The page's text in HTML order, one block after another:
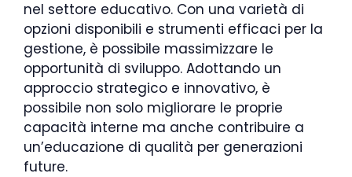
nel settore educativo. Con una varietà di
opzioni disponibili e strumenti efficaci per la
gestione, è possibile massimizzare le
opportunità di sviluppo. Adottando un
approccio strategico e innovativo, è
possibile non solo migliorare le proprie
capacità interne ma anche contribuire a
un’educazione di qualità per generazioni
future.